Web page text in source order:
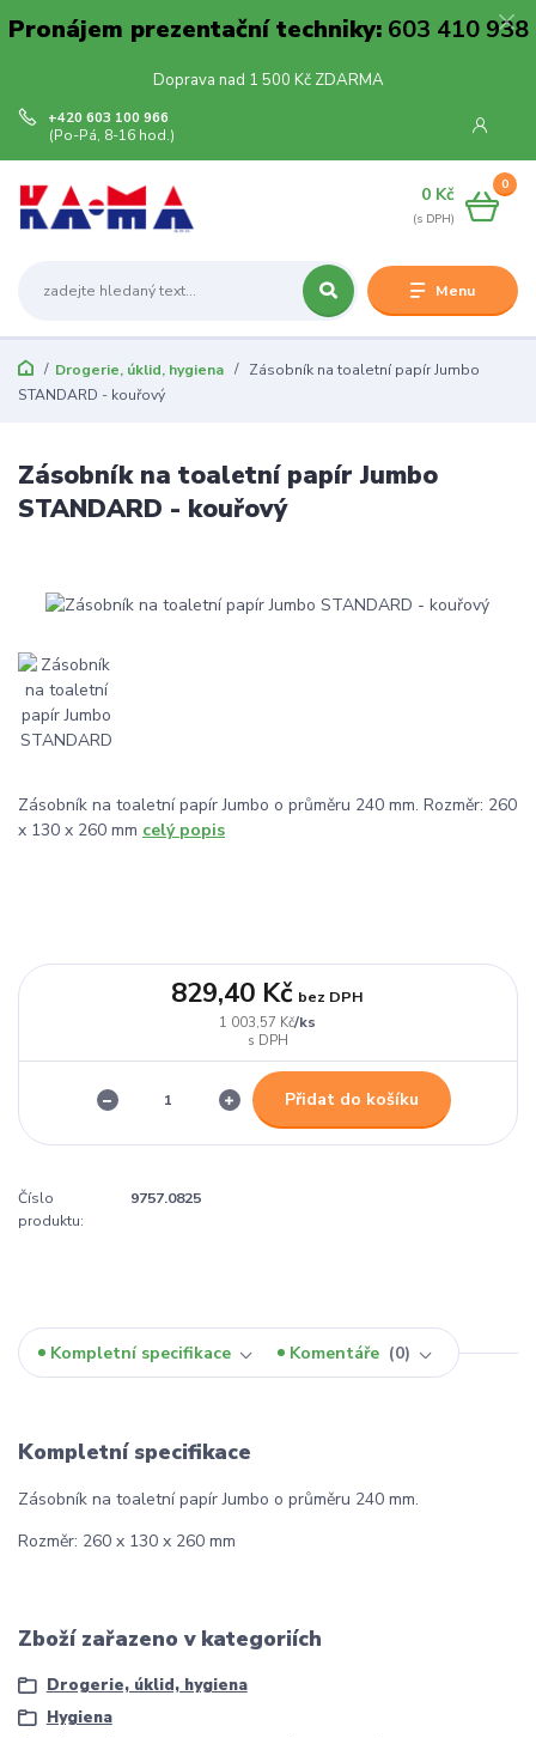
Pronájem prezentační techniky:603 410 938
Doprava nad 1 500 Kč ZDARMA
Menu
+420 603 100 966
(Po-Pá, 8-16 hod.)
0
0 Kč
Drogerie, úklid, hygiena
Zásobník na toaletní papír Jumbo
STANDARD - kouřový
Zásobník na toaletní papír Jumbo
STANDARD - kouřový
Zásobník na toaletní papír Jumbo o průměru 240 mm. Rozměr: 260
x 130 x 260 mm celý popis
1 003,57 Kč/ks
829,40 Kč bez DPH
Přidat do košíku
Číslo
produktu:
9757.0825
Kompletní specifikace Komentáře 0
Kompletní specifikace
Zásobník na toaletní papír Jumbo o průměru 240 mm.
Rozměr: 260 x 130 x 260 mm
Zboží zařazeno v kategoriích
Drogerie, úklid, hygiena
Hygiena